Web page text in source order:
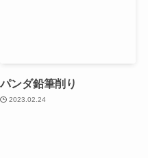
パンダ鉛筆削り
2023.02.24